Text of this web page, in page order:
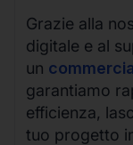
Grazie alla
digitale e al
un
garantiamo
efficienza,
tuo progetto